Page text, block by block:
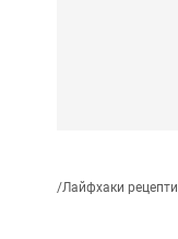
/Лайфхаки рецепти